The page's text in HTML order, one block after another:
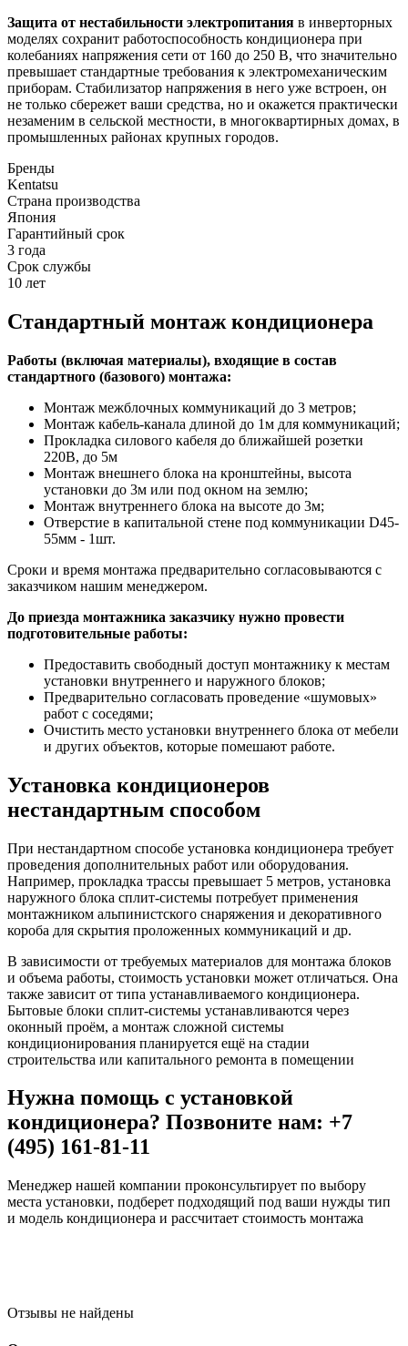
Защита от нестабильности электропитания в инверторных
моделях сохранит работоспособность кондиционера при
колебаниях напряжения сети от 160 до 250 В, что значительно
превышает стандартные требования к электромеханическим
приборам. Стабилизатор напряжения в него уже встроен, он
не только сбережет ваши средства, но и окажется практически
незаменим в сельской местности, в многоквартирных домах, в
промышленных районах крупных городов.
Бренды
Kentatsu
Страна производства
Япония
Гарантийный срок
3 года
Срок службы
10 лет
Стандартный монтаж кондиционера
Работы (включая материалы), входящие в состав
стандартного (базового) монтажа:
Монтаж межблочных коммуникаций до 3 метров;
Монтаж кабель-канала длиной до 1м для коммуникаций;
Прокладка силового кабеля до ближайшей розетки
220В, до 5м
Монтаж внешнего блока на кронштейны, высота
установки до 3м или под окном на землю;
Монтаж внутреннего блока на высоте до 3м;
Отверстие в капитальной стене под коммуникации D45-
55мм - 1шт.
Сроки и время монтажа предварительно согласовываются с
заказчиком нашим менеджером.
До приезда монтажника заказчику нужно провести
подготовительные работы:
Предоставить свободный доступ монтажнику к местам
установки внутреннего и наружного блоков;
Предварительно согласовать проведение «шумовых»
работ с соседями;
Очистить место установки внутреннего блока от мебели
и других объектов, которые помешают работе.
Установка кондиционеров
нестандартным способом
При нестандартном способе установка кондиционера требует
проведения дополнительных работ или оборудования.
Например, прокладка трассы превышает 5 метров, установка
наружного блока сплит-системы потребует применения
монтажником альпинистского снаряжения и декоративного
короба для скрытия проложенных коммуникаций и др.
В зависимости от требуемых материалов для монтажа блоков
и объема работы, стоимость установки может отличаться. Она
также зависит от типа устанавливаемого кондиционера.
Бытовые блоки сплит-системы устанавливаются через
оконный проём, а монтаж сложной системы
кондиционирования планируется ещё на стадии
строительства или капитального ремонта в помещении
Нужна помощь с установкой
кондиционера? Позвоните нам: +7
(495) 161-81-11
Менеджер нашей компании проконсультирует по выбору
места установки, подберет подходящий под ваши нужды тип
и модель кондиционера и рассчитает стоимость монтажа
Отзывы не найдены